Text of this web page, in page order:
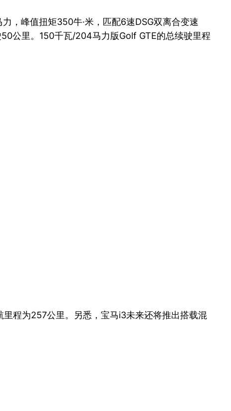
，峰值扭矩350牛·米，匹配6速DSG双离合变速
公里。150千瓦/204马力版Golf GTE的总续驶里程
程为257公里。另悉，宝马i3未来还将推出搭载混